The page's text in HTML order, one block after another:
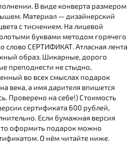
В виде конверта размером
Материал — дизайнерский
с тиснением. На лицевой
буквами методом горячего
слово СЕРТИФИКАТ. Атласная лента
образ. Шикарные, дорого
преподнести не стыдно,
во всех смыслах подарок
века, а имя дарителя впишется
Проверено на себе!) Стоимость
сертификата 600 рублей,
Если бумажная версия
оформить подарок можно
О нём читайте ниже.